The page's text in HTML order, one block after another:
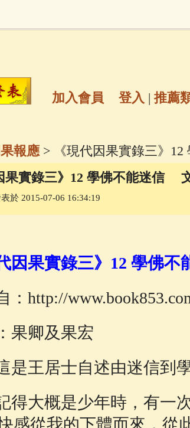
曆寶鈔(236) 地藏經(225)
故事 (142) 放生護生 (133)
切如來心秘密全身舍利寶篋印
活禪(70) 釋迦牟尼佛傳
典故事(37) 佛說療痔(腫瘤)病
加入會員 登入 | 推薦
報應> 《現代因果實錄三》
果實錄三》12 學佛不能迷信
於 2015-07-06 16:34:19
因果實錄三》12 學佛不
：http://
果卿及果宏
王居士自述由迷信到學
大概是少年時，有一次
感從我的下體而來，從